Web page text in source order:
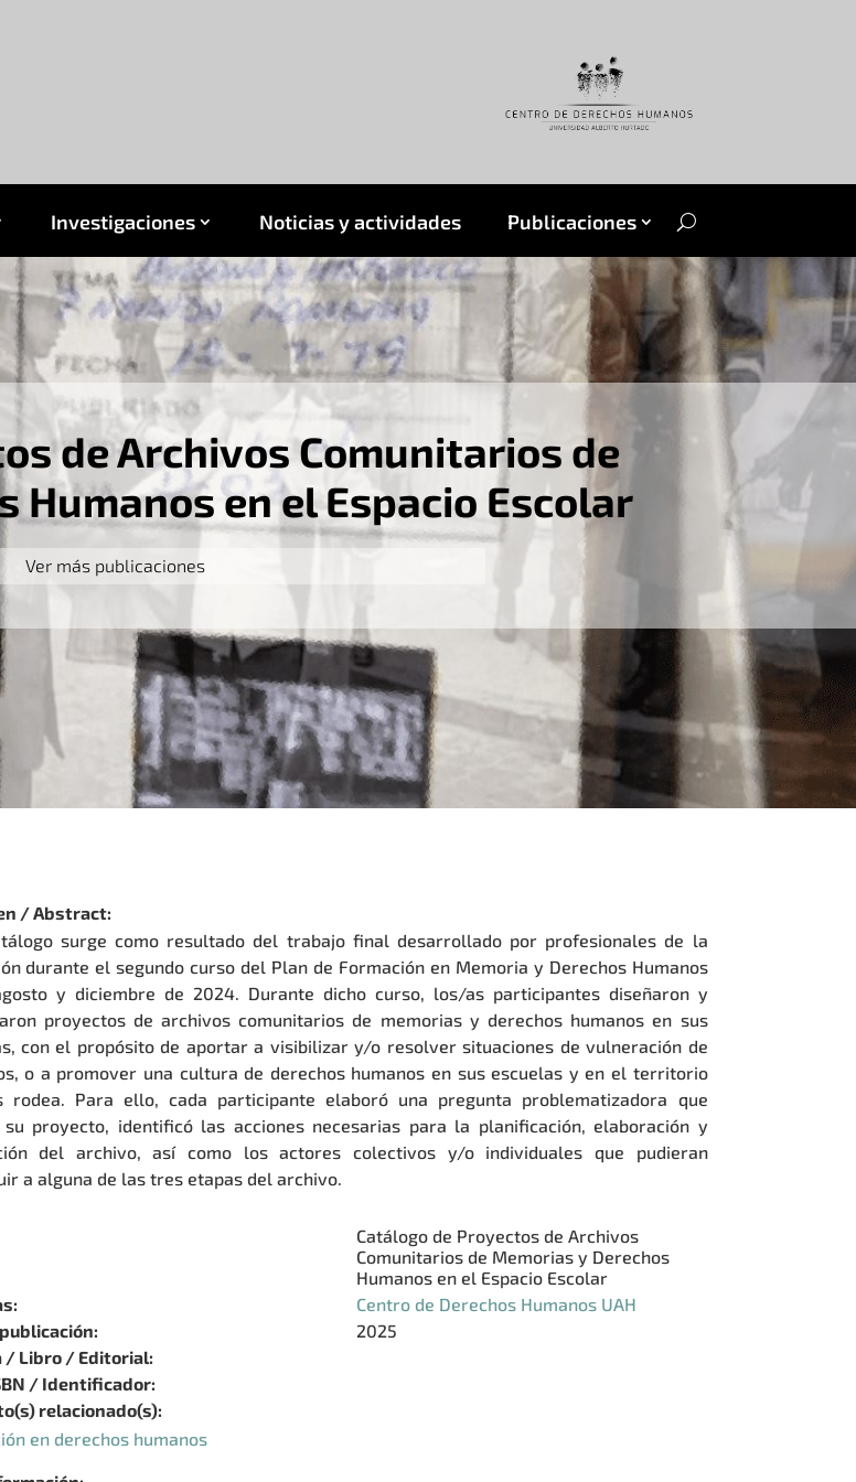
Investigaciones Noticias y actividades Publicaciones
de Archivos Comunitarios de
Humanos en el Espacio Escolar
Ver más publicaciones
/ Abstract:
surge como resultado del trabajo final desarrollado por profesionales de la
durante el segundo curso del Plan de Formación en Memoria y Derechos Humanos
y diciembre de 2024. Durante dicho curso, los/as participantes diseñaron y
proyectos de archivos comunitarios de memorias y derechos humanos en sus
con el propósito de aportar a visibilizar y/o resolver situaciones de vulneración de
o a promover una cultura de derechos humanos en sus escuelas y en el territorio
rodea. Para ello, cada participante elaboró una pregunta problematizadora que
proyecto, identificó las acciones necesarias para la planificación, elaboración y
del archivo, así como los actores colectivos y/o individuales que pudieran
a alguna de las tres etapas del archivo.
Catálogo de Proyectos de Archivos
Comunitarios de Memorias y Derechos
Humanos en el Espacio Escolar
Centro de Derechos Humanos UAH
2025
/ Libro / Editorial:
/ Identificador:
relacionado(s):
en derechos humanos